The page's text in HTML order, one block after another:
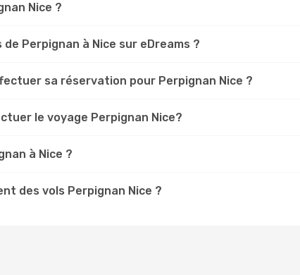
Nice ?
Perpignan à Nice sur eDreams ?
sa réservation pour Perpignan Nice ?
le voyage Perpignan Nice?
à Nice ?
des vols Perpignan Nice ?